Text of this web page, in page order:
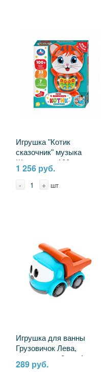
Игрушка "Котик
сказочник" музыка
Шаинского, 100+
стихов,песен и сказок,
свет УМка HT1375-R
1 256 руб.
- + шт
Игрушка для ванны
Грузовичок Лева,
пластизоль, 8 см. 1шт.
сетка Играем Вместе
289 руб.